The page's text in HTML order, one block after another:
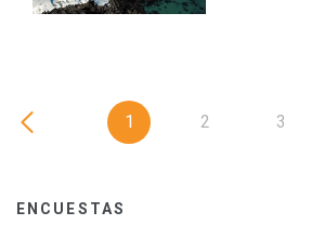
1 2 3
ENCUESTAS